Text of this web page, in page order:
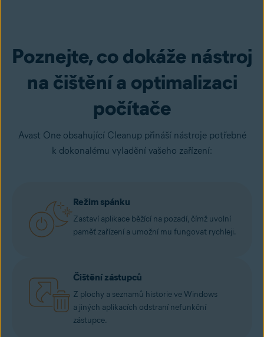
Poznejte, co dokáže nástroj
na čištění a optimalizaci
počítače
Avast One obsahující Cleanup přináší nástroje potřebné
k dokonalému vyladění vašeho zařízení:
Režim spánku
Zastaví aplikace běžící na pozadí, čímž uvolní
paměť zařízení a umožní mu fungovat rychleji.
Čištění zástupců
Z plochy a seznamů historie ve Windows
a jiných aplikacích odstraní nefunkční
zástupce.